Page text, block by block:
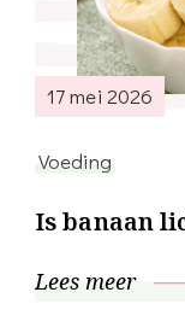
17 mei 2026
Voeding
Is banaan
Lees meer